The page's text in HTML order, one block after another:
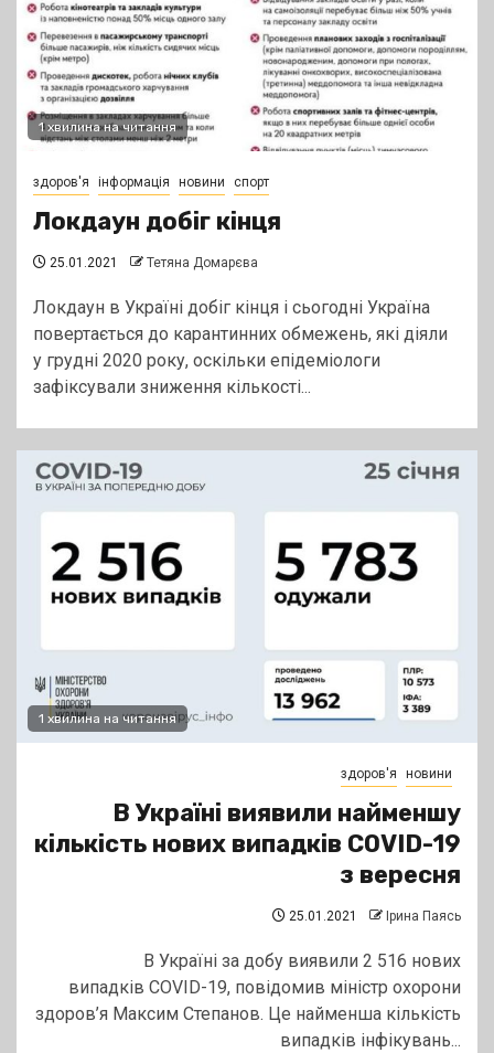
1 хвилина на читання
здоров'я інформація новини спорт
Локдаун добіг кінця
25.01.2021 Тетяна Домарєва
Локдаун в Україні добіг кінця і сьогодні Україна
повертається до карантинних обмежень, які діяли
у грудні 2020 року, оскільки епідеміологи
зафіксували зниження кількості...
1 хвилина на читання
здоров'я новини
В Україні виявили найменшу
кількість нових випадків COVID-19
з вересня
25.01.2021 Ірина Паясь
В Україні за добу виявили 2 516 нових
випадків COVID-19, повідомив міністр охорони
здоров’я Максим Степанов. Це найменша кількість
випадків інфікувань...